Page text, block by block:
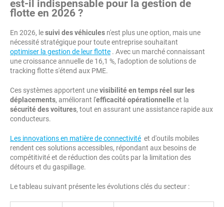
est-il indispensable pour la gestion de
flotte en 2026 ?
En 2026, lesuivi des véhicules n'est plus une option, mais une
nécessité stratégique pour toute entreprise souhaitant
optimiser la gestion de leur flotte . Avec un marché connaissant
une croissance annuelle de 16,1 %, l'adoption de solutions de
tracking flotte s'étend aux PME.
Ces systèmes apportent unevisibilité en temps réel sur les
déplacements, améliorant l'efficacité opérationnelleet la
sécurité des voitures, tout en assurant une assistance rapide aux
conducteurs.
Les innovations en matière de connectivité et d'outils mobiles
rendent ces solutions accessibles, répondant aux besoins de
compétitivité et de réduction des coûts par la limitation des
détours et du gaspillage.
Le tableau suivant présente les évolutions clés du secteur :